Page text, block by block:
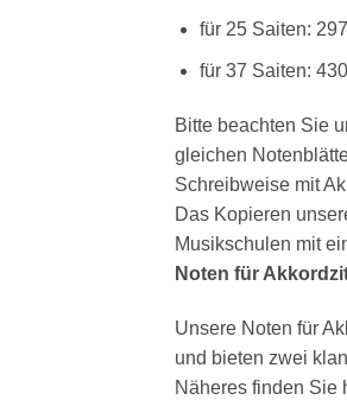
für 25 Saiten:
für 37 Saiten:
Bitte beachten Sie
gleichen
Schreibweise mit
Das Kopieren
Musikschulen mit
Noten für
Unsere Noten für
und bieten zwei
Näheres finden Sie